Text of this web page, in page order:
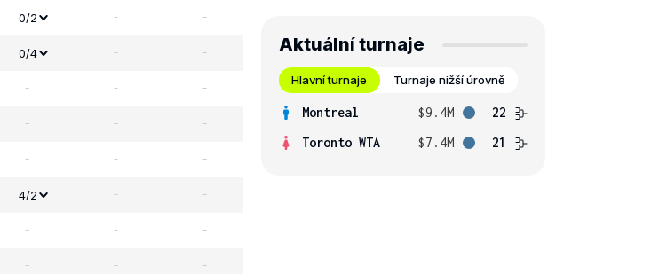
0/2 - -
0/4 - -
- - -
- - -
- - -
4/2 - -
- - -
- - -
Aktuální turnaje
Hlavní turnaje Turnaje nižší úrovně
Montreal $9.4M
22
Toronto WTA
$7.4M 21